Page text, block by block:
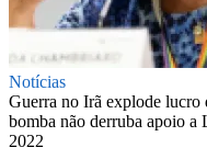
Notícias
Guerra no Irã explode lucro
bomba não derruba apoio
2022